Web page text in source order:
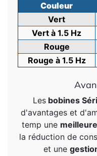
Couleur
Vert
Vert à 1.5 Hz
Rouge
Rouge à 1.5 Hz
Lesbobines
d'avantages et
temp une
la réduction de
et une